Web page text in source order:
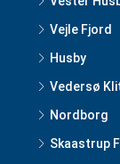
Vejle Fjord
Husby
Vedersø
Nordborg
Skaastrup